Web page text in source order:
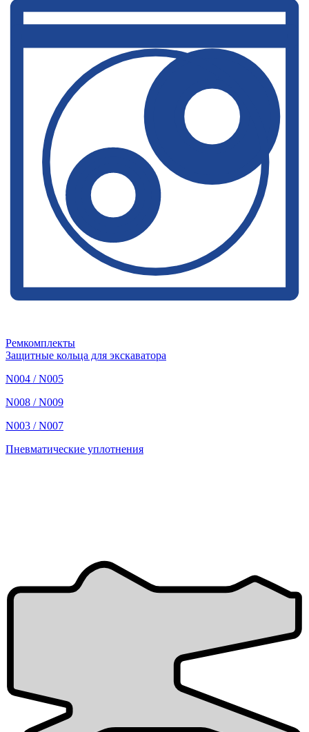
Ремкомплекты
Защитные кольца для экскаватора
N004 / N005
N008 / N009
N003 / N007
Пневматические уплотнения